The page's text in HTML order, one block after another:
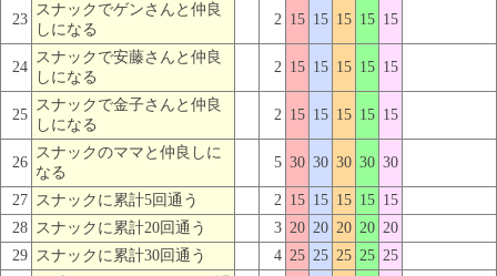
23
スナックでゲンさんと仲良
しになる
2 15 15 15 15 15
24
スナックで安藤さんと仲良
しになる
2 15 15 15 15 15
25
スナックで金子さんと仲良
しになる
2 15 15 15 15 15
26
スナックのママと仲良しに
なる
5 30 30 30 30 30
27 スナックに累計5回通う 2 15 15 15 15 15
28 スナックに累計20回通う 3 20 20 20 20 20
29 スナックに累計30回通う 4 25 25 25 25 25